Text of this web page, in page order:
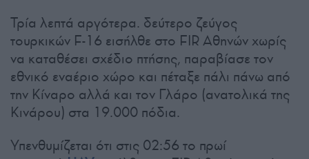
Τρία λεπτά αργότερα. δεύτερο ζεύγος
τουρκικών F-16 εισήλθε στο FIR Αθηνών χωρίς
να καταθέσει σχέδιο πτήσης, παραβίασε τον
εθνικό εναέριο χώρο και πέταξε πάλι πάνω από
την Κίναρο αλλά και τον Γλάρο (ανατολικά της
Κινάρου) στα 19.000 πόδια.
Υπενθυμίζεται ότι στις 02:56 το πρωί